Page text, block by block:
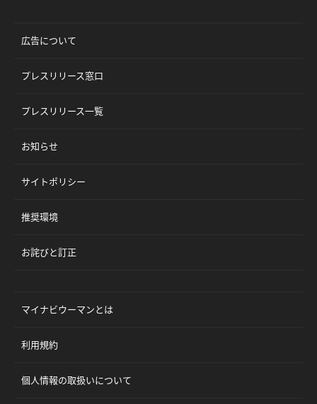
広告について
プレスリリース窓口
プレスリリース一覧
お知らせ
サイトポリシー
推奨環境
お詫びと訂正
マイナビウーマンとは
利用規約
個人情報の取扱いについて